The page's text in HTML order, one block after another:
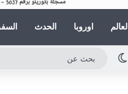
العالم اوروبا الحدث
عشوائي
الوضع المظلم